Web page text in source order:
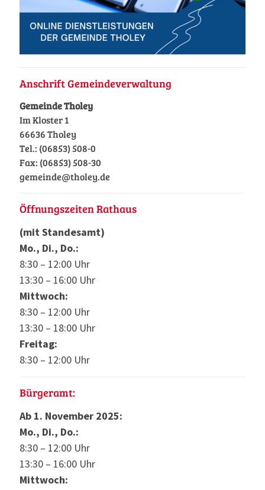
Anschrift Gemeindeverwaltung
Gemeinde Tholey
Im Kloster 1
66636 Tholey
Tel.: (06853) 508-0
Fax: (06853) 508-30
gemeinde@tholey.de
Öffnungszeiten Rathaus
(mit Standesamt)
Mo., Di., Do.:
8:30 – 12:00 Uhr
13:30 – 16:00 Uhr
Mittwoch:
8:30 – 12:00 Uhr
13:30 – 18:00 Uhr
Freitag:
8:30 – 12:00 Uhr
Bürgeramt:
Ab 1. November 2025:
Mo., Di., Do.:
8:30 – 12:00 Uhr
13:30 – 16:00 Uhr
Mittwoch: